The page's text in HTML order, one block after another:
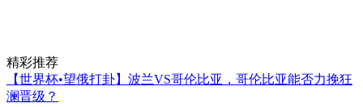
精彩推荐
【世界杯•望俄打卦】波兰VS哥伦比亚，哥伦比亚能否力挽狂
澜晋级？